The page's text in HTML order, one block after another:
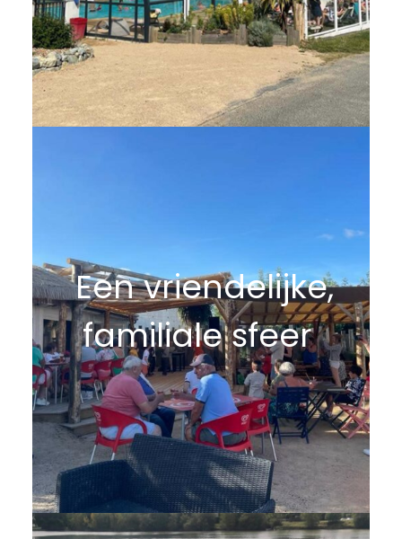
Een vriendelijke,
familiale sfeer